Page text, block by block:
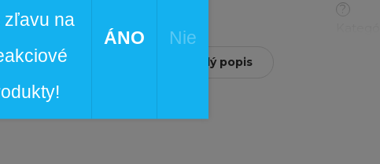
topánky.
s mikroflísovým povrchom.
?
Čítať celý popis
zľavu na
ÁNO Nie